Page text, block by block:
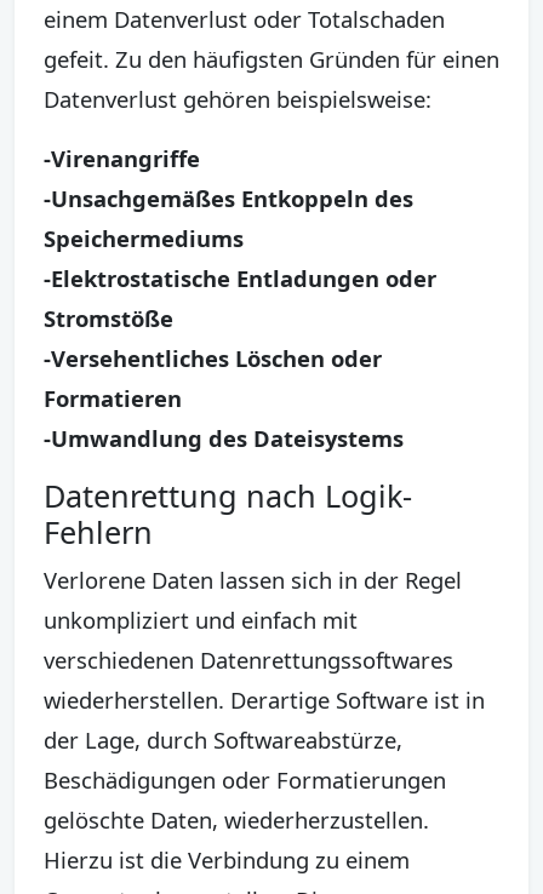
einem Datenverlust oder Totalschaden
gefeit. Zu den häufigsten Gründen für einen
Datenverlust gehören beispielsweise:
-Virenangriffe
-Unsachgemäßes Entkoppeln des
Speichermediums
-Elektrostatische Entladungen oder
Stromstöße
-Versehentliches Löschen oder
Formatieren
-Umwandlung des Dateisystems
Datenrettung nach Logik-
Fehlern
Verlorene Daten lassen sich in der Regel
unkompliziert und einfach mit
verschiedenen Datenrettungssoftwares
wiederherstellen. Derartige Software ist in
der Lage, durch Softwareabstürze,
Beschädigungen oder Formatierungen
gelöschte Daten, wiederherzustellen.
Hierzu ist die Verbindung zu einem